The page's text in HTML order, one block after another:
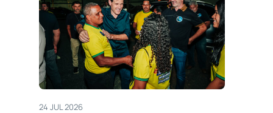
24 JUL 2026